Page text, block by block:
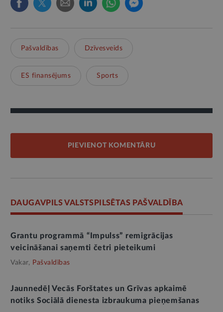
Pašvaldības Dzīvesveids
ES finansējums Sports
PIEVIENOT KOMENTĀRU
DAUGAVPILS VALSTSPILSĒTAS PAŠVALDĪBA
Grantu programmā “Impulss” remigrācijas
veicināšanai saņemti četri pieteikumi
Vakar, Pašvaldības
Jaunnedēļ Vecās Forštates un Grīvas apkaimē
notiks Sociālā dienesta izbraukuma pieņemšanas